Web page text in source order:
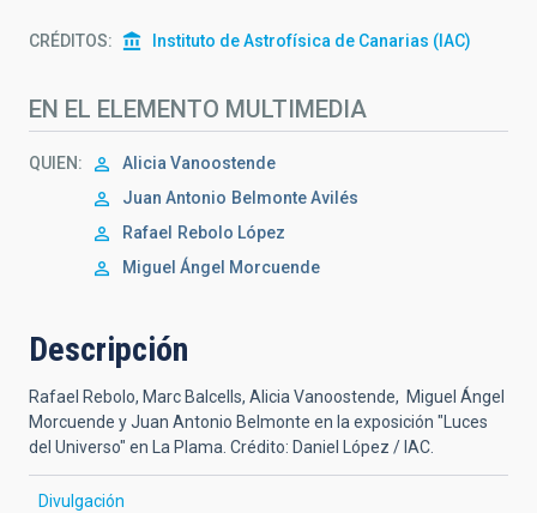
CRÉDITOS Instituto de Astrofísica de Canarias (IAC)
EN EL ELEMENTO MULTIMEDIA
QUIEN
Alicia Vanoostende
Juan Antonio Belmonte Avilés
Rafael
Rebolo López
Miguel Ángel Morcuende
Descripción
Rafael Rebolo, Marc Balcells, Alicia Vanoostende, Miguel Ángel
Morcuende y Juan Antonio Belmonte en la exposición "Luces
del Universo" en La Plama. Crédito: Daniel López / IAC.
Divulgación